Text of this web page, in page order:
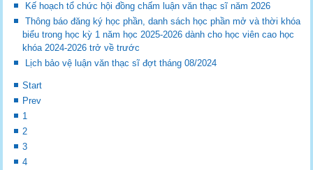
Kế hoạch tổ chức hội đồng chấm luận văn thạc sĩ năm 2026
Thông báo đăng ký học phần, danh sách học phần mở và thời khóa
biểu trong học kỳ 1 năm học 2025-2026 dành cho học viên cao học
khóa 2024-2026 trở về trước
Lịch bảo vệ luận văn thạc sĩ đợt tháng 08/2024
Start
Prev
1
2
3
4